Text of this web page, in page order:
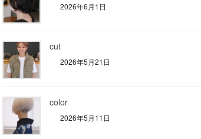
2026年6月1日
cut
2026年5月21日
color
2026年5月11日